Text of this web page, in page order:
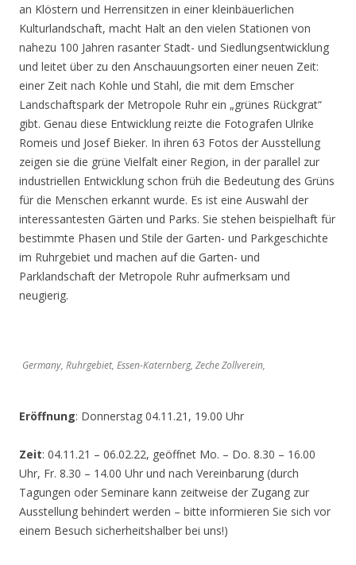
an Klöstern und Herrensitzen in einer kleinbäuerlichen
Kulturlandschaft, macht Halt an den vielen Stationen von
nahezu 100 Jahren rasanter Stadt- und Siedlungsentwicklung
und leitet über zu den Anschauungsorten einer neuen Zeit:
einer Zeit nach Kohle und Stahl, die mit dem Emscher
Landschaftspark der Metropole Ruhr ein „grünes Rückgrat“
gibt. Genau diese Entwicklung reizte die Fotografen Ulrike
Romeis und Josef Bieker. In ihren 63 Fotos der Ausstellung
zeigen sie die grüne Vielfalt einer Region, in der parallel zur
industriellen Entwicklung schon früh die Bedeutung des Grüns
für die Menschen erkannt wurde. Es ist eine Auswahl der
interessantesten Gärten und Parks. Sie stehen beispielhaft für
bestimmte Phasen und Stile der Garten- und Parkgeschichte
im Ruhrgebiet und machen auf die Garten- und
Parklandschaft der Metropole Ruhr aufmerksam und
neugierig.
Germany, Ruhrgebiet, Essen-Katernberg, Zeche Zollverein,
Eröffnung: Donnerstag 04.11.21, 19.00 Uhr
Zeit: 04.11.21 – 06.02.22, geöffnet Mo. – Do. 8.30 – 16.00
Uhr, Fr. 8.30 – 14.00 Uhr und nach Vereinbarung (durch
Tagungen oder Seminare kann zeitweise der Zugang zur
Ausstellung behindert werden – bitte informieren Sie sich vor
einem Besuch sicherheitshalber bei uns!)